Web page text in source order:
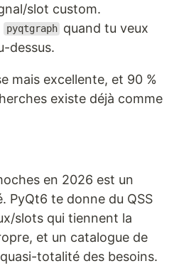
slot custom.
pyqtgraph quand tu veux
dessus.
mais excellente, et 90 %
existe déjà comme
en 2026 est un
PyQt6 te donne du QSS
slots qui tiennent la
et un catalogue de
totalité des besoins.